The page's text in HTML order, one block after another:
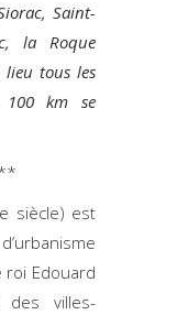
Saint-
la Roque
lieu tous les
100 km se
siècle) est
roi Edouard
des villes-